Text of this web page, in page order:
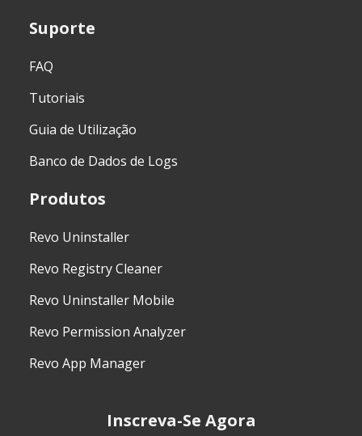
Suporte
FAQ
Tutoriais
Guia de Utilização
Banco de Dados de Logs
Produtos
Revo Uninstaller
Revo Registry Cleaner
Revo Uninstaller Mobile
Revo Permission Analyzer
Revo App Manager
Inscreva-Se Agora